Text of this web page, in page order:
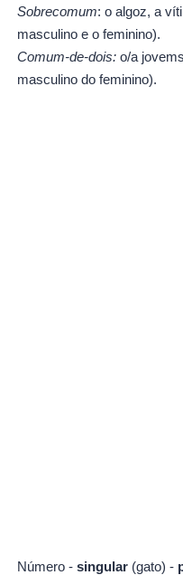
Sobrecomum: o algoz, a
masculino e o feminino).
Comum-de-dois:o/a
masculino do feminino).
Número -singular (gato) -